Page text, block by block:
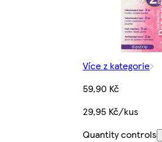
Více z kategorie
59,90 Kč
29,95 Kč/kus
Quantity controls